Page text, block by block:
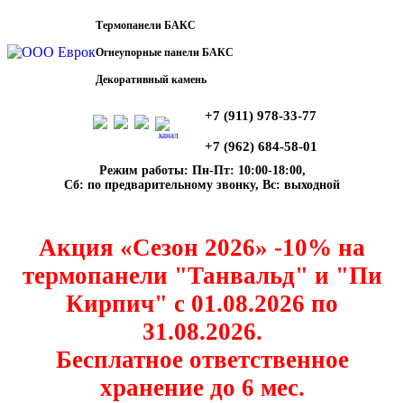
Термопанели БАКС
Огнеупорные панели БАКС
Декоративный камень
канал
+7 (911) 978-33-77
+7 (962) 684-58-01
Режим работы: Пн-Пт: 10:00-18:00,
Сб: по предварительному звонку, Вс: выходной
Акция «Сезон 2026» -10% на
термопанели "Танвальд" и "Пи
Кирпич" с 01.08.2026 по
31.08.2026.
Бесплатное ответственное
хранение до 6 мес.